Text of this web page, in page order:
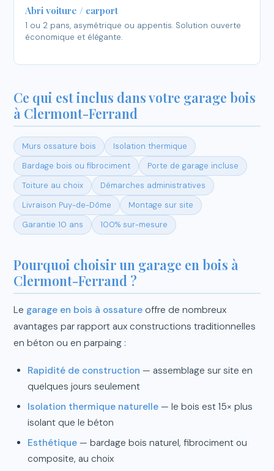
Abri voiture / carport
1 ou 2 pans, asymétrique ou appentis. Solution ouverte
économique et élégante.
Ce qui est inclus dans votre garage bois
à Clermont-Ferrand
Murs ossature bois
Isolation thermique
Bardage bois ou fibrociment
Porte de garage incluse
Toiture au choix
Démarches administratives
Livraison Puy-de-Dôme
Montage sur site
Garantie 10 ans
100% sur-mesure
Pourquoi choisir un garage en bois à
Clermont-Ferrand ?
Le garage en bois à ossature offre de nombreux
avantages par rapport aux constructions traditionnelles
en béton ou en parpaing :
Rapidité de construction — assemblage sur site en
quelques jours seulement
Isolation thermique naturelle— le bois est 15× plus
isolant que le béton
Esthétique— bardage bois naturel, fibrociment ou
composite, au choix